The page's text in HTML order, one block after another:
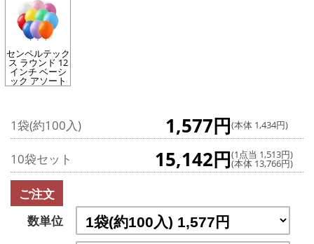
センペルテック
ス ラウンド 12
インチ ベーシ
ック アソート
1袋(約100入) 1,577円(本体 1,434円)
10袋セット 15,142円(1点当 1,513円)
(本体 13,766円)
ご注文
数単位